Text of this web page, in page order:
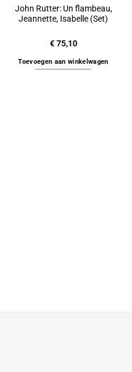
John Rutter: Un flambeau,
Jeannette, Isabelle (Set)
€75,10
Toevoegen aan winkelwagen